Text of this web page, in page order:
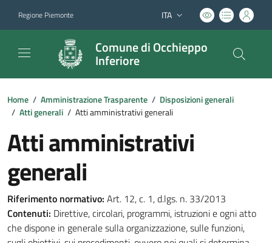
Regione Piemonte Lingua attiva:
ITA
Comune di Occhieppo
Inferiore
Home / Amministrazione Trasparente / Disposizioni generali
/ Atti generali / Atti amministrativi generali
Atti amministrativi
generali
Riferimento normativo: Art. 12, c. 1, d.lgs. n. 33/2013
Contenuti: Direttive, circolari, programmi, istruzioni e ogni atto
che dispone in generale sulla organizzazione, sulle funzioni,